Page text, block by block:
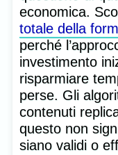
economica.
totale della
perché
investimento
risparmiare
perse. Gli
contenuti
questo non
siano validi o